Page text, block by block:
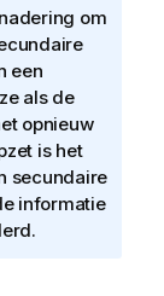
om
een
als de
opnieuw
is het
secundaire
informatie